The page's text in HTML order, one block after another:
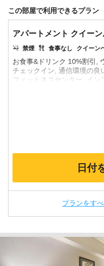
この部屋で利用できるプラン
アパートメント クイー
禁煙 食事なし クイーン
お食事&ドリンク 10%割引,
チェックイン, 通信環境の良
日付
プランをす